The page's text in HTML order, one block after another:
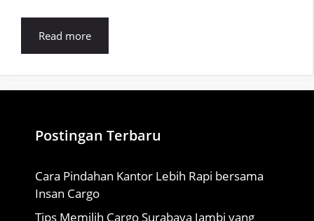
Read more
Postingan Terbaru
Cara Pindahan Kantor Lebih Rapi bersama
Insan Cargo
Tips Memilih Cargo Surabaya Jambi yang